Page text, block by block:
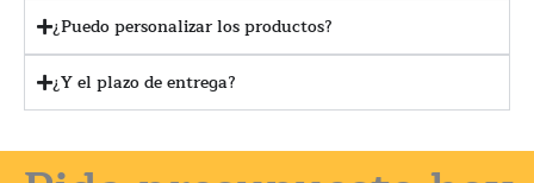
¿Puedo personalizar los productos?
¿Y el plazo de entrega?